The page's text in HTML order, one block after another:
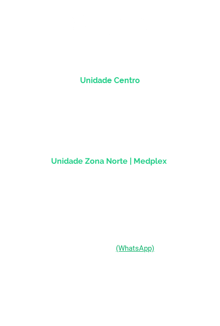
Unidade Centro
Unidade Zona Norte | Medplex
(WhatsApp)